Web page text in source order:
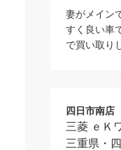
妻がメイン
すく良い車
で買い取り
四日市南店
三菱 ｅＫ
三重県・